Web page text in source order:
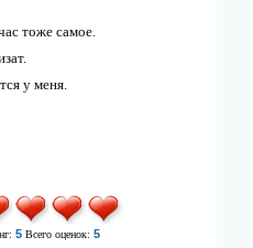
тоже самое.
у меня.
5Всего оценок: 5